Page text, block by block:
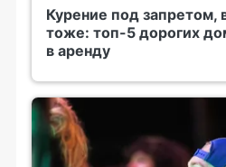
Курение под запретом,
тоже: топ-5 дорогих
в аренду